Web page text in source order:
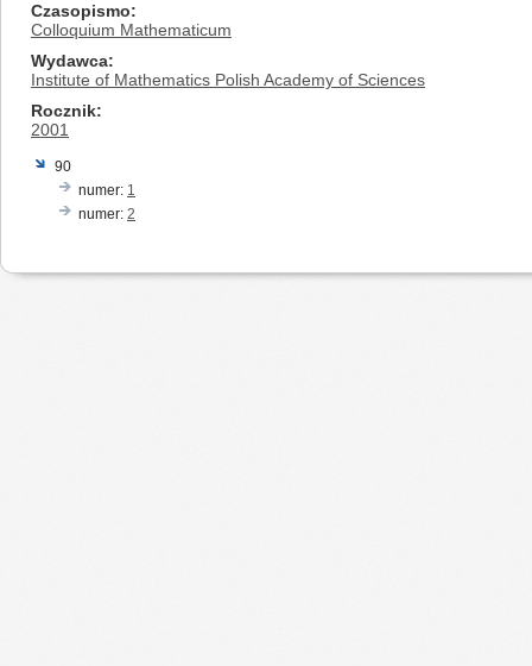
Czasopismo
Colloquium Mathematicum
Wydawca
Institute of Mathematics Polish Academy of Sciences
Rocznik
2001
90
numer: 1
numer: 2